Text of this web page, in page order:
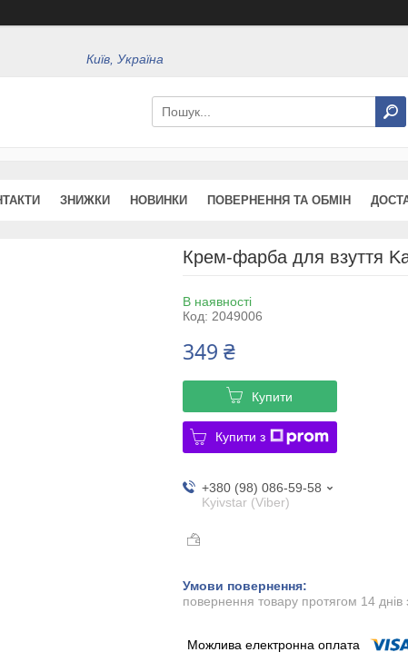
Київ, Україна
ЗНИЖКИ НОВИНКИ ПОВЕРНЕННЯ ТА ОБМІН
Крем-фарба для взуття
В наявності
Код: 2049006
349 ₴
Купити
Купити з
+380 (98) 086-59-58
Kyivstar (Viber)
повернення товару протягом 14 днів